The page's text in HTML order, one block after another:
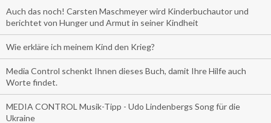
Auch das noch! Carsten Maschmeyer wird Kinderbuchautor und
berichtet von Hunger und Armut in seiner Kindheit
Wie erkläre ich meinem Kind den Krieg?
Media Control schenkt Ihnen dieses Buch, damit Ihre Hilfe auch
Worte findet.
MEDIA CONTROL Musik-Tipp - Udo Lindenbergs Song für die
Ukraine